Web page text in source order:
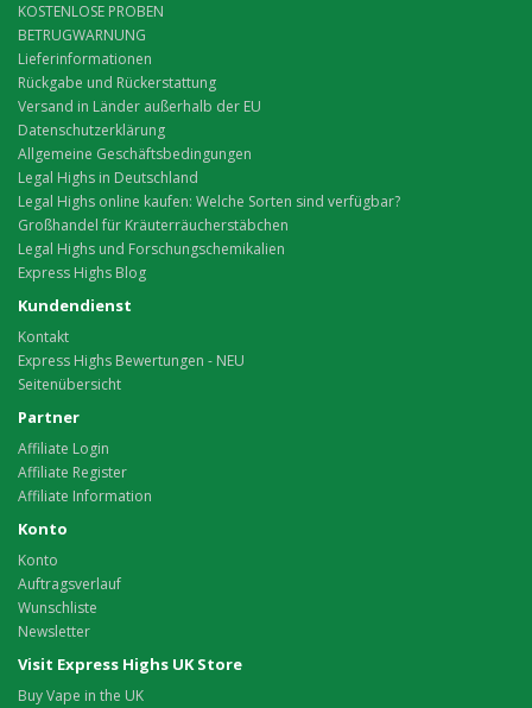
KOSTENLOSE PROBEN
BETRUGWARNUNG
Lieferinformationen
Rückgabe und Rückerstattung
Versand in Länder außerhalb der EU
Datenschutzerklärung
Allgemeine Geschäftsbedingungen
Legal Highs in Deutschland
Legal Highs online kaufen: Welche Sorten sind verfügbar?
Großhandel für Kräuterräucherstäbchen
Legal Highs und Forschungschemikalien
Express Highs Blog
Kundendienst
Kontakt
Express Highs Bewertungen - NEU
Seitenübersicht
Partner
Affiliate Login
Affiliate Register
Affiliate Information
Konto
Konto
Auftragsverlauf
Wunschliste
Newsletter
Visit Express Highs UK Store
Buy Vape in the UK